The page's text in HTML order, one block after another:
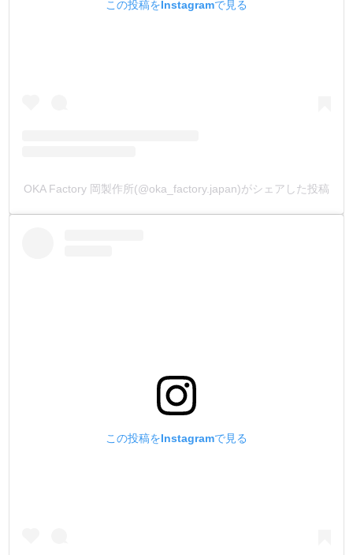
この投稿をInstagramで見る
OKA Factory 岡製作所(@oka_factory.japan)がシェアした投稿
この投稿をInstagramで見る